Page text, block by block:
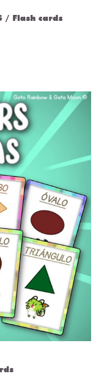
/ Flash cards